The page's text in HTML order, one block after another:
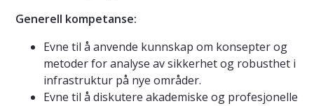
Generell kompetanse:
Evne til å anvende kunnskap om konsepter og
metoder for analyse av sikkerhet og robusthet i
infrastruktur på nye områder.
Evne til å diskutere akademiske og profesjonelle